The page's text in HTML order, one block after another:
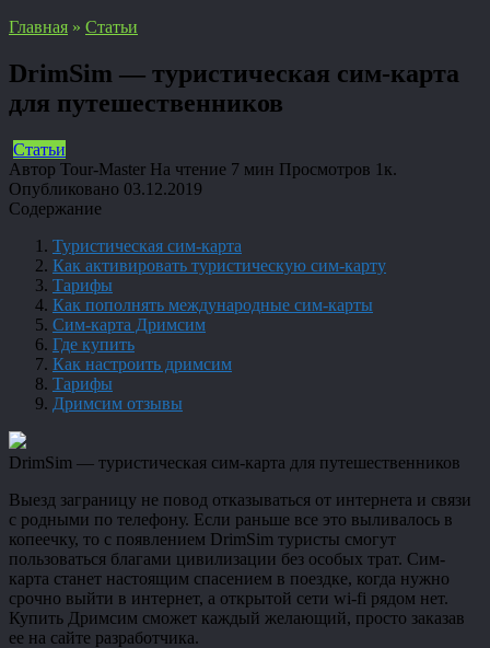
Главная » Статьи
DrimSim — туристическая сим-карта
для путешественников
Статьи
Автор Tour-Master На чтение 7 мин Просмотров 1к.
Опубликовано 03.12.2019
Содержание
Туристическая сим-карта
Как активировать туристическую сим-карту
Тарифы
Как пополнять международные сим-карты
Сим-карта Дримсим
Где купить
Как настроить дримсим
Тарифы
Дримсим отзывы
DrimSim — туристическая сим-карта для путешественников
Выезд заграницу не повод отказываться от интернета и связи
с родными по телефону. Если раньше все это выливалось в
копеечку, то с появлением DrimSim туристы смогут
пользоваться благами цивилизации без особых трат. Сим-
карта станет настоящим спасением в поездке, когда нужно
срочно выйти в интернет, а открытой сети wi-fi рядом нет.
Купить Дримсим сможет каждый желающий, просто заказав
ее на сайте разработчика.